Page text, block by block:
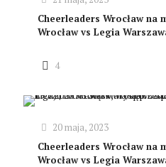
Cheerleaders Wrocław na
Wrocław vs Legia
4
20 maja, 2023
Cheerleaders Wrocław na
Wrocław vs Legia